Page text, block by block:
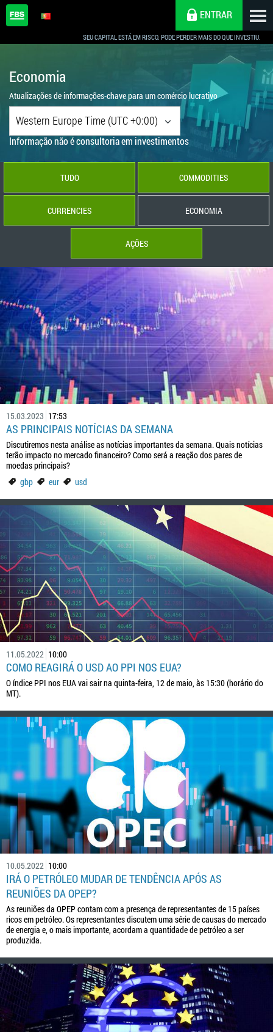
SEU CAPITAL ESTÁ EM RISCO. PODE PERDER MAIS DO QUE INVESTIU.
ENTRAR
Economia
Atualizações de informações-chave para um comércio lucrativo
Western Europe Time (UTC +0:00)
Informação não é consultoria em investimentos
TUDO COMMODITIES
CURRENCIES ECONOMIA
AÇÕES
15.03.2023 17:53
AS PRINCIPAIS NOTÍCIAS DA SEMANA
Discutiremos nesta análise as notícias importantes da semana. Quais notícias
terão impacto no mercado financeiro? Como será a reação dos pares de
moedas principais?
gbp
eur usd
11.05.2022 10:00
COMO REAGIRÁ O USD AO PPI NOS EUA?
O índice PPI nos EUA vai sair na quinta-feira, 12 de maio, às 15:30 (horário do
MT).
10.05.2022 10:00
IRÁ O PETRÓLEO MUDAR DE TENDÊNCIA APÓS AS
REUNIÕES DA OPEP?
As reuniões da OPEP contam com a presença de representantes de 15 países
ricos em petróleo. Os representantes discutem uma série de causas do mercado
de energia e, o mais importante, acordam a quantidade de petróleo a ser
produzida.